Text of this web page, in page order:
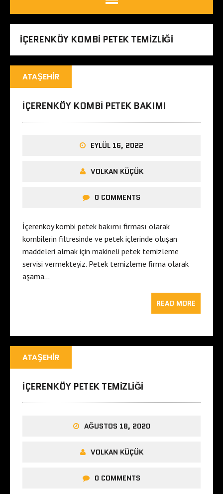
IÇERENKÖY KOMBI PETEK TEMIZLIĞI
ATAŞEHIR
IÇERENKÖY KOMBI PETEK BAKIMI
EYLÜL 16, 2022
VOLKAN KÜÇÜK
0 COMMENTS
İçerenköy kombi petek bakımı firması olarak
kombilerin filtresinde ve petek içlerinde oluşan
maddeleri almak için makineli petek temizleme
servisi vermekteyiz. Petek temizleme firma olarak
aşama…
READ MORE
ATAŞEHIR
IÇERENKÖY PETEK TEMIZLIĞI
AĞUSTOS 18, 2020
VOLKAN KÜÇÜK
0 COMMENTS